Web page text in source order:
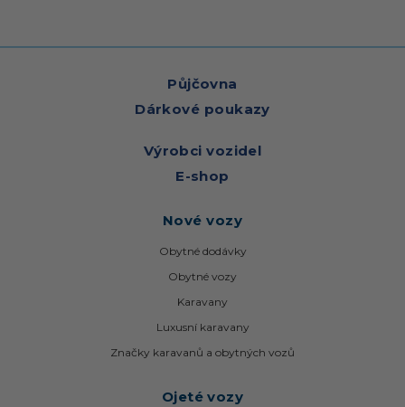
Půjčovna
Dárkové poukazy
Výrobci vozidel
E-shop
Nové vozy
Obytné dodávky
Obytné vozy
Karavany
Luxusní karavany
Značky karavanů a obytných vozů
Ojeté vozy